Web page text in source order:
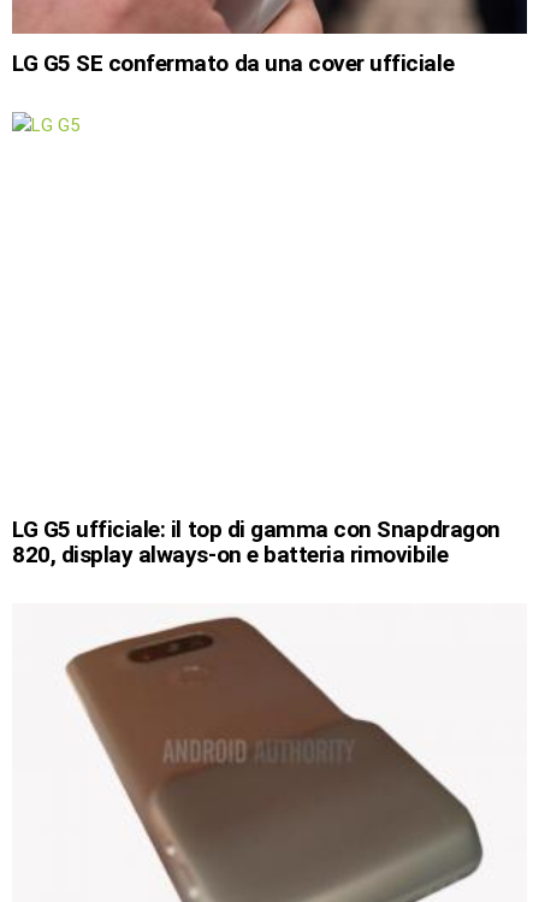
LG G5 SE confermato da una cover ufficiale
LG G5 ufficiale: il top di gamma con Snapdragon
820, display always-on e batteria rimovibile